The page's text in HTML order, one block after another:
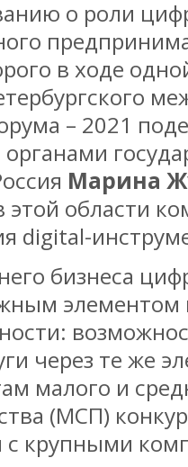
о роли
в ходе
– 2021
Марина
этой области
digital-
бизнеса
через те же
малого и
(МСП)
с крупными